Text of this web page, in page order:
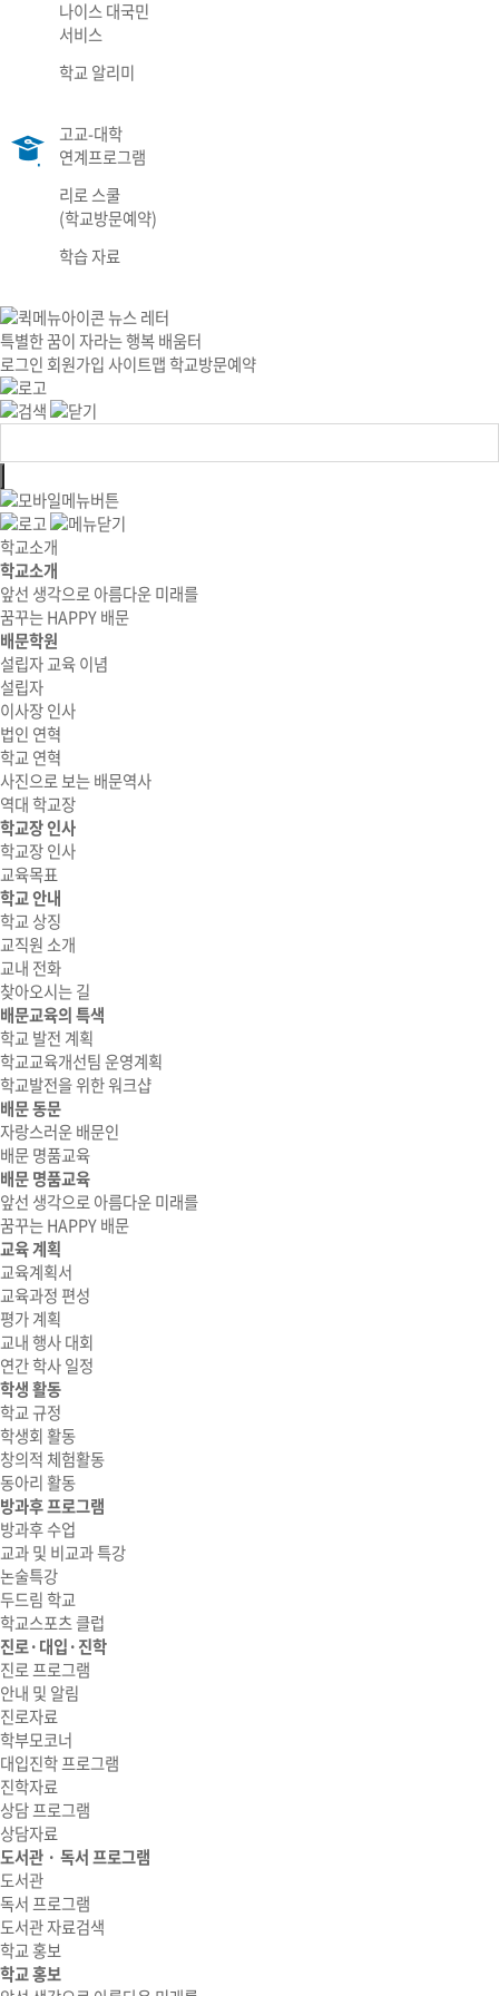
나이스 대국민
서비스
학교 알리미
고교-대학
연계프로그램
리로 스쿨
(학교방문예약)
학습 자료
뉴스 레터
특별한 꿈이 자라는 행복 배움터
로그인 회원가입사이트맵학교방문예약
학교소개
학교소개
앞선 생각으로 아름다운 미래를
꿈꾸는 HAPPY 배문
배문학원
설립자 교육 이념
설립자
이사장 인사
법인 연혁
학교 연혁
사진으로 보는 배문역사
역대 학교장
학교장 인사
학교장 인사
교육목표
학교 안내
학교 상징
교직원 소개
교내 전화
찾아오시는 길
배문교육의 특색
학교 발전 계획
학교교육개선팀 운영계획
학교발전을 위한 워크샵
배문 동문
자랑스러운 배문인
배문 명품교육
배문 명품교육
앞선 생각으로 아름다운 미래를
꿈꾸는 HAPPY 배문
교육 계획
교육계획서
교육과정 편성
평가 계획
교내 행사 대회
연간 학사 일정
학생 활동
학교 규정
학생회 활동
창의적 체험활동
동아리 활동
방과후 프로그램
방과후 수업
교과 및 비교과 특강
논술특강
두드림 학교
학교스포츠 클럽
진로·대입·진학
진로 프로그램
안내 및 알림
진로자료
학부모코너
대입진학 프로그램
진학자료
상담 프로그램
상담자료
도서관 · 독서 프로그램
도서관
독서 프로그램
도서관 자료검색
학교 홍보
학교 홍보